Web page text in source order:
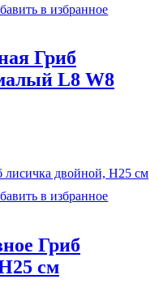
в избранное
Гриб
L8 W8
в избранное
Гриб
см